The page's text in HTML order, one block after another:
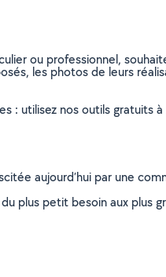
ou professionnel,
les photos de leurs
: utilisez nos outils gratuits
aujourd’hui par une
plus petit besoin aux plus